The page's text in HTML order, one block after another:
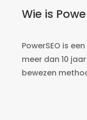
Wie is
PowerSEO is
meer dan 10
bewezen